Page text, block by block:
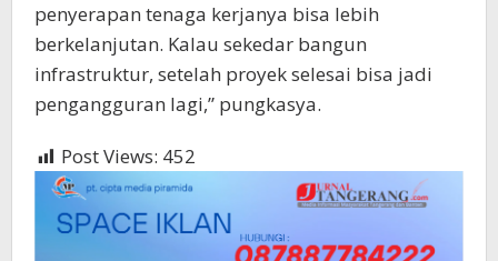
penyerapan tenaga kerjanya bisa lebih
berkelanjutan. Kalau sekedar bangun
infrastruktur, setelah proyek selesai bisa jadi
pengangguran lagi,” pungkasya.
Post Views: 452